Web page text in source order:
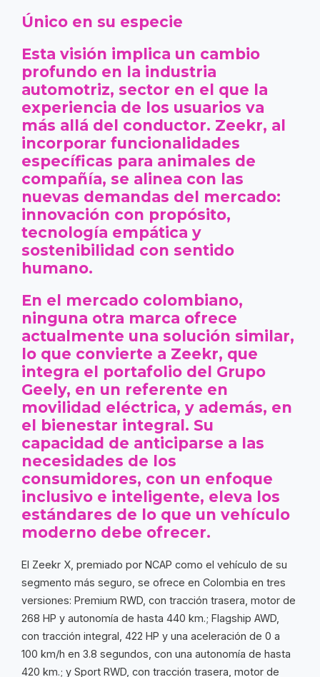
Único en su especie
Esta visión implica un cambio
profundo en la industria
automotriz, sector en el que la
experiencia de los usuarios va
más allá del conductor. Zeekr, al
incorporar funcionalidades
específicas para animales de
compañía, se alinea con las
nuevas demandas del mercado:
innovación con propósito,
tecnología empática y
sostenibilidad con sentido
humano.
En el mercado colombiano,
ninguna otra marca ofrece
actualmente una solución similar,
lo que convierte a Zeekr, que
integra el portafolio del Grupo
Geely, en un referente en
movilidad eléctrica, y además, en
el bienestar integral. Su
capacidad de anticiparse a las
necesidades de los
consumidores, con un enfoque
inclusivo e inteligente, eleva los
estándares de lo que un vehículo
moderno debe ofrecer.
​​El Zeekr X, premiado por NCAP como el vehículo de su
segmento más seguro, se ofrece en Colombia en tres
versiones: Premium RWD, con tracción trasera, motor de
268 HP y autonomía de hasta 440 km.; Flagship AWD,
con tracción integral, 422 HP y una aceleración de 0 a
100 km/h en 3.8 segundos, con una autonomía de hasta
420 km.; y Sport RWD, con tracción trasera, motor de